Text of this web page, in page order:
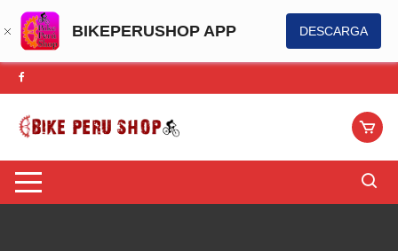
BIKEPERUSHOP APP DESCARGA
Saltar
al
contenido